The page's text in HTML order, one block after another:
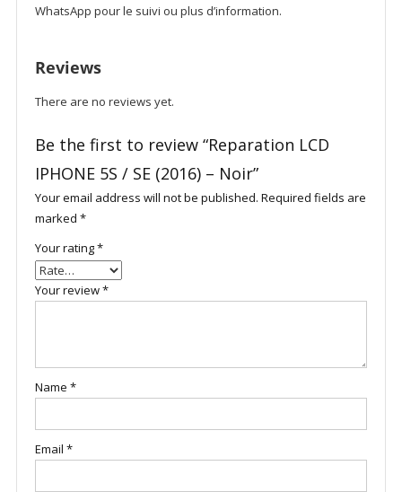
WhatsApp pour le suivi ou plus d’information.
Reviews
There are no reviews yet.
Be the first to review “Reparation LCD
IPHONE 5S / SE (2016) – Noir”
Your email address will not be published. Required fields are
marked *
Your rating*
Your review*
Name *
Email *